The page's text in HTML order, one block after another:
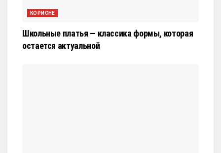
КОРИСНЕ
Школьные платья — классика формы, которая
остается актуальной